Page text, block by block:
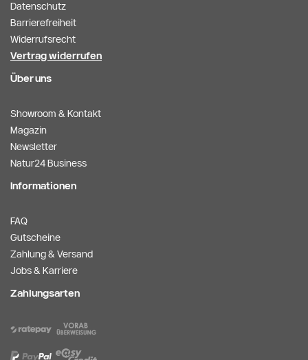
Datenschutz
Barrierefreiheit
Widerrufsrecht
Vertrag widerrufen
Über uns
Showroom & Kontakt
Magazin
Newsletter
Natur24 Business
Informationen
FAQ
Gutscheine
Zahlung & Versand
Jobs & Karriere
Zahlungsarten